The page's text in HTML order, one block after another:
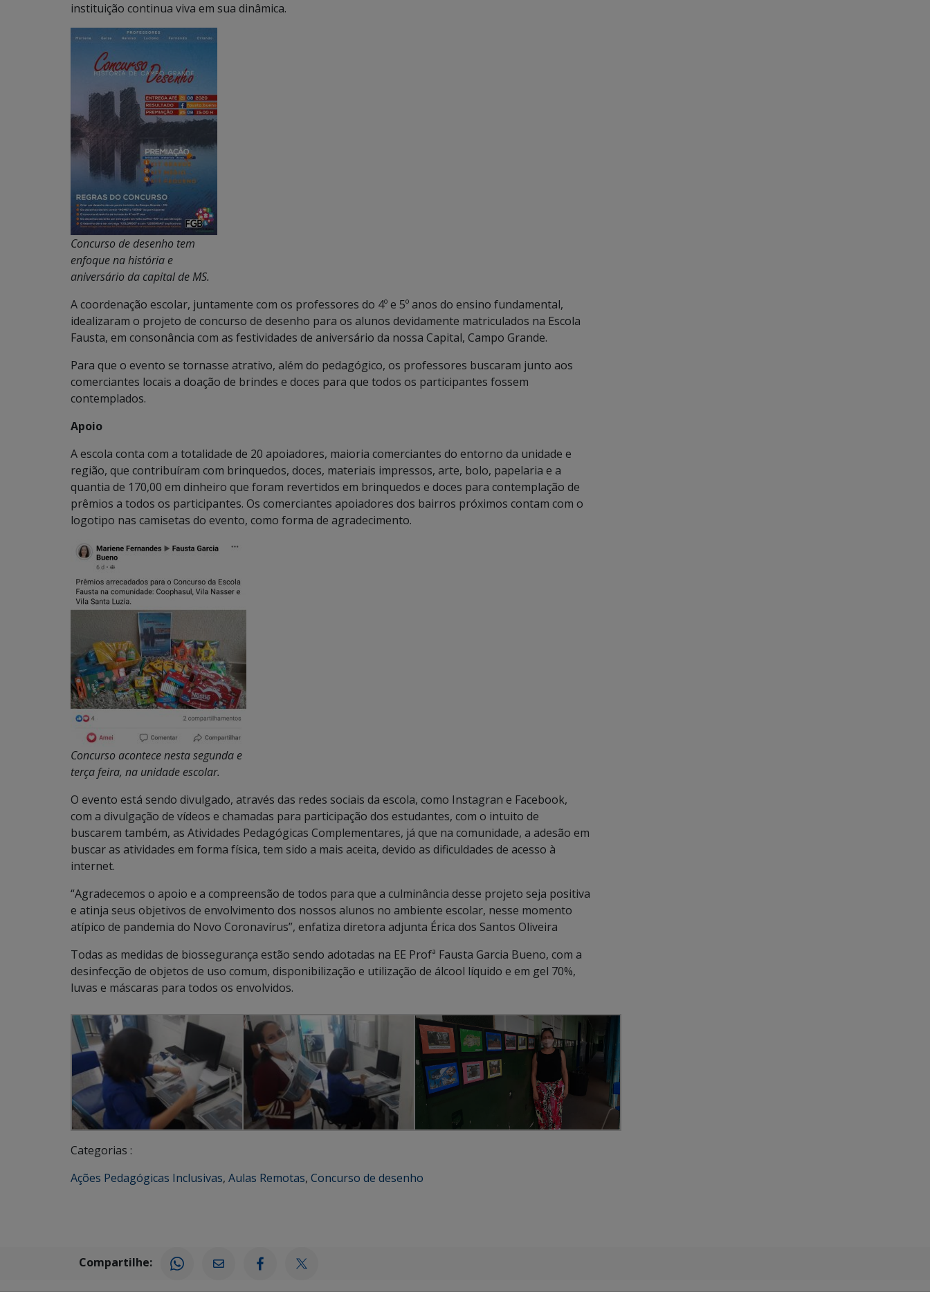
instituição continua viva em sua dinâmica.
Concurso de desenho tem
enfoque na história e
aniversário da capital de MS.
A coordenação escolar, juntamente com os professores do 4º e 5º anos do ensino fundamental,
idealizaram o projeto de concurso de desenho para os alunos devidamente matriculados na Escola
Fausta, em consonância com as festividades de aniversário da nossa Capital, Campo Grande.
Para que o evento se tornasse atrativo, além do pedagógico, os professores buscaram junto aos
comerciantes locais a doação de brindes e doces para que todos os participantes fossem
contemplados.
Apoio
A escola conta com a totalidade de 20 apoiadores, maioria comerciantes do entorno da unidade e
região, que contribuíram com brinquedos, doces, materiais impressos, arte, bolo, papelaria e a
quantia de 170,00 em dinheiro que foram revertidos em brinquedos e doces para contemplação de
prêmios a todos os participantes. Os comerciantes apoiadores dos bairros próximos contam com o
logotipo nas camisetas do evento, como forma de agradecimento.
Concurso acontece nesta segunda e
terça feira, na unidade escolar.
O evento está sendo divulgado, através das redes sociais da escola, como Instagran e Facebook,
com a divulgação de vídeos e chamadas para participação dos estudantes, com o intuito de
buscarem também, as Atividades Pedagógicas Complementares, já que na comunidade, a adesão em
buscar as atividades em forma física, tem sido a mais aceita, devido as dificuldades de acesso à
internet.
“Agradecemos o apoio e a compreensão de todos para que a culminância desse projeto seja positiva
e atinja seus objetivos de envolvimento dos nossos alunos no ambiente escolar, nesse momento
atípico de pandemia do Novo Coronavírus”, enfatiza diretora adjunta Érica dos Santos Oliveira
Todas as medidas de biossegurança estão sendo adotadas na EE Profª Fausta Garcia Bueno, com a
desinfecção de objetos de uso comum, disponibilização e utilização de álcool líquido e em gel 70%,
luvas e máscaras para todos os envolvidos.
Categorias :
Ações Pedagógicas Inclusivas, Aulas Remotas, Concurso de desenho
Compartilhe: